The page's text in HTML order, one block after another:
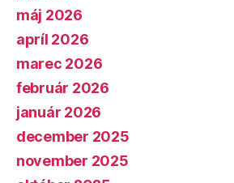
máj 2026
apríl 2026
marec 2026
február 2026
január 2026
december 2025
november 2025